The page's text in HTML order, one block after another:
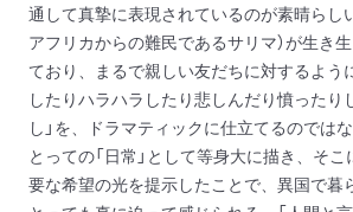
通して真摯に表現されているのが素晴らし
アフリカからの難民であるサリマ）が生き
ており、まるで親しい友だちに対するよう
したりハラハラしたり悲しんだり憤ったり
し」を、ドラマティックに仕立てるのでは
とっての「日常」として等身大に描き、そ
要な希望の光を提示したことで、異国で暮